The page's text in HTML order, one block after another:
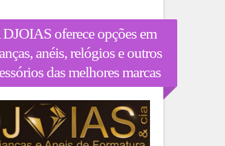
DJOIAS oferece opções em
anéis, relógios e outros
das melhores marcas